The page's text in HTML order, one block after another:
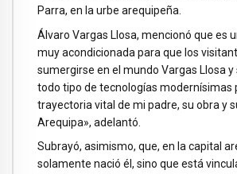
Parra, en la urbe arequipeña.
Álvaro Vargas Llosa, mencionó que es
muy acondicionada para que los
sumergirse en el mundo Vargas Llosa y
todo tipo de tecnologías modernísimas
trayectoria vital de mi padre, su obra y
Arequipa», adelantó.
Subrayó, asimismo, que, en la capital
solamente nació él, sino que está